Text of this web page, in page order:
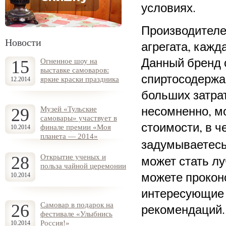
Новости
15
12.2014
Огненное шоу на
выставке самоваров:
яркие краски праздника
29
10.2014
Музей «Тульские
самовары» участвует в
финале премии «Моя
планета — 2014»
28
10.2014
Открытие ученых и
польза чайной церемонии
26
10.2014
Самовар в подарок на
фестивале «Улыбнись
Россия!»
условиях.
агрегата,
Данный бренд
больших
несомненно,
стоимости, в
может стать
можете
интересующие
рекомендаций.